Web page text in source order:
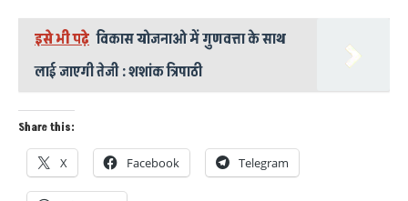
इसे भी पढ़े विकास योजनाओ में गुणवत्ता के साथ
लाई जाएगी तेजी : शशांक त्रिपाठी
Share this:
X Facebook Telegram